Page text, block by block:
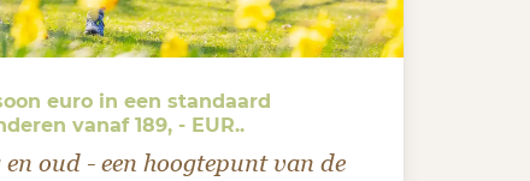
euro in een standaard
vanaf 189, - EUR..
oud - een hoogtepunt van de